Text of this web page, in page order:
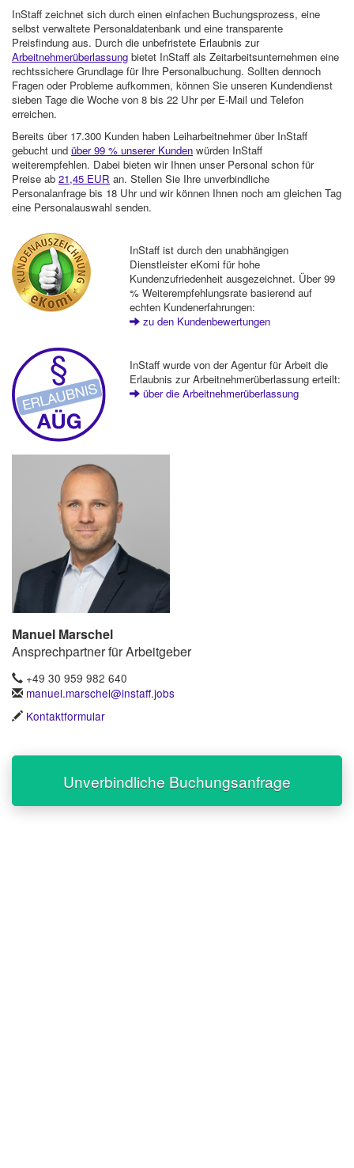
InStaff zeichnet sich durch einen einfachen Buchungsprozess, eine
selbst verwaltete Personaldatenbank und eine transparente
Preisfindung aus. Durch die unbefristete Erlaubnis zur
Arbeitnehmerüberlassung bietet InStaff als Zeitarbeitsunternehmen eine
rechtssichere Grundlage für Ihre Personalbuchung. Sollten dennoch
Fragen oder Probleme aufkommen, können Sie unseren Kundendienst
sieben Tage die Woche von 8 bis 22 Uhr per E-Mail und Telefon
erreichen.
Bereits über 17.300 Kunden haben Leiharbeitnehmer über InStaff
gebucht und über 99 % unserer Kunden würden InStaff
weiterempfehlen. Dabei bieten wir Ihnen unser Personal schon für
Preise ab 21,45 EUR an. Stellen Sie Ihre unverbindliche
Personalanfrage bis 18 Uhr und wir können Ihnen noch am gleichen Tag
eine Personalauswahl senden.
InStaff ist durch den unabhängigen
Dienstleister eKomi für hohe
Kundenzufriedenheit ausgezeichnet. Über 99
% Weiterempfehlungsrate basierend auf
echten Kundenerfahrungen:
zu den Kundenbewertungen
InStaff wurde von der Agentur für Arbeit die
Erlaubnis zur Arbeitnehmerüberlassung erteilt:
über die Arbeitnehmerüberlassung
Manuel Marschel
Ansprechpartner für Arbeitgeber
+49 30 959 982 640
manuel.marschel@instaff.jobs
Kontaktformular
Unverbindliche Buchungsanfrage